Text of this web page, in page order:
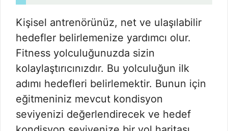
Kişisel antrenörünüz, net ve ulaşılabilir
hedefler belirlemenize yardımcı olur.
Fitness yolculuğunuzda sizin
kolaylaştırıcınızdır. Bu yolculuğun ilk
adımı hedefleri belirlemektir. Bunun için
eğitmeniniz mevcut kondisyon
seviyenizi değerlendirecek ve hedef